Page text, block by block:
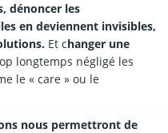
dénoncer les
en deviennent invisibles,
Et changer une
longtemps négligé les
le « care » ou le
nous permettront de